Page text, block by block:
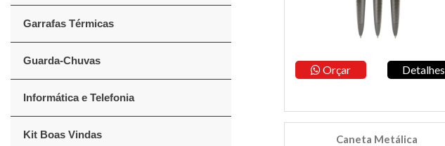
Garrafas Térmicas
Guarda-Chuvas
Informática e Telefonia
Kit Boas Vindas
Orçar Detalhes
Caneta Metálica